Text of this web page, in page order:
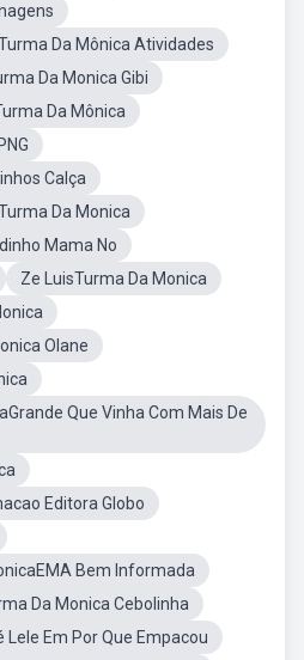
Da Mônica Atividades
Da Monica Gibi
Da Mônica
Calça
Da Monica
Mama No
Ze LuisTurma Da Monica
Olane
Que Vinha Com Mais De
Editora Globo
Bem Informada
Da Monica Cebolinha
Lele Em Por Que Empacou